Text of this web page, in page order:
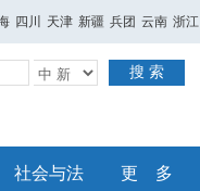
四川 天津 新疆 兵团 云南 浙江
搜 索
社会与法 更 多